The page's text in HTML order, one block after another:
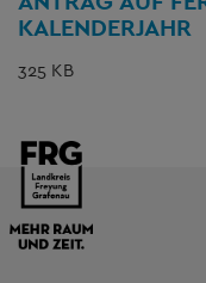
KALENDERJAHR
325 KB